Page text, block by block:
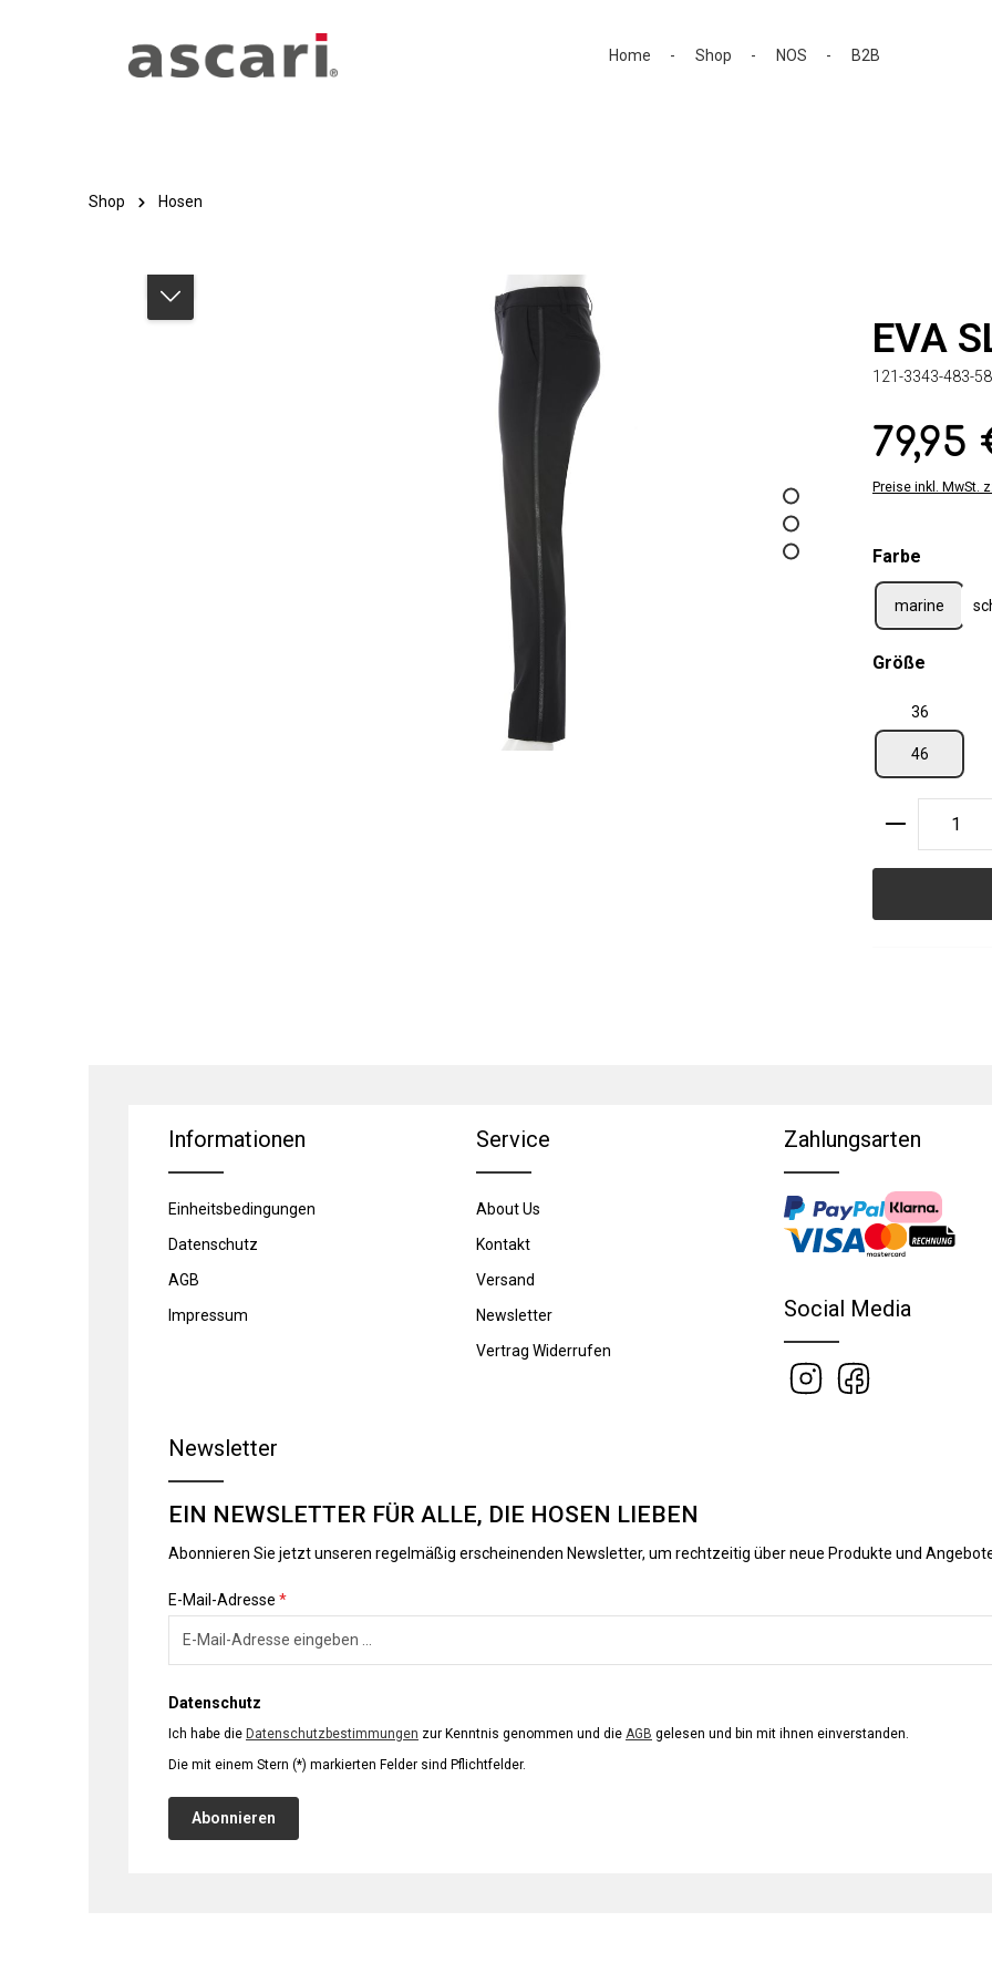
Home
Shop NOS B2B
Shop Hosen
EVA
121-3343-483-
Regulärer Preis:
79,95
Preise inkl. MwSt.
Farbe
marine
Größe
36
46
Produkt
Informationen
Einheitsbedingungen
Datenschutz
AGB
Impressum
Service
About Us
Kontakt
Versand
Newsletter
Vertrag Widerrufen
Zahlungsarten
Social Media
Newsletter
EIN NEWSLETTER FÜR ALLE, DIE HOSEN LIEBEN
Abonnieren Sie jetzt unseren regelmäßig erscheinenden Newsletter, um rechtzeitig über neue Produkte und
E-Mail-Adresse *
Datenschutz
Ich habe die Datenschutzbestimmungen zur Kenntnis genommen und die AGB gelesen und bin mit ihnen einverstanden.
Die mit einem Stern (*) markierten Felder sind Pflichtfelder.
Abonnieren